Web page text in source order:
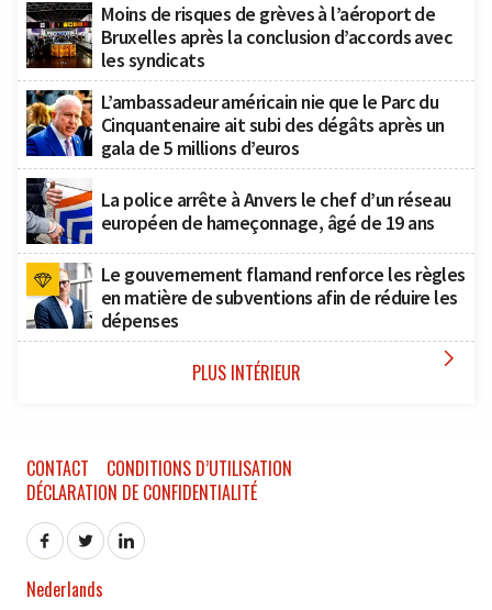
Moins de risques de grèves à l’aéroport de
Bruxelles après la conclusion d’accords avec
les syndicats
L’ambassadeur américain nie que le Parc du
Cinquantenaire ait subi des dégâts après un
gala de 5 millions d’euros
La police arrête à Anvers le chef d’un réseau
européen de hameçonnage, âgé de 19 ans
Le gouvernement flamand renforce les règles
en matière de subventions afin de réduire les
dépenses
PLUS INTÉRIEUR 
CONTACT
CONDITIONS D’UTILISATION
DÉCLARATION DE CONFIDENTIALITÉ
Nederlands